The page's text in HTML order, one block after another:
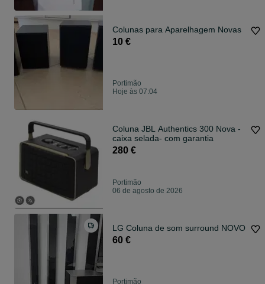
Colunas para Aparelhagem Novas
10 €
Portimão
Hoje às 07:04
Coluna JBL Authentics 300 Nova -
caixa selada- com garantia
280 €
Portimão
06 de agosto de 2026
LG Coluna de som surround NOVO
60 €
Portimão